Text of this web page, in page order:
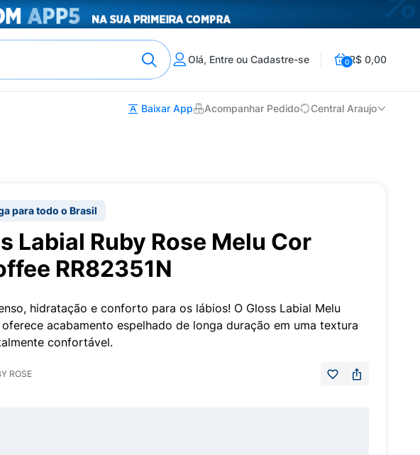
Olá, Entre ou Cadastre-se 0R$ 0,00
Baixar App Acompanhar Pedido Central Araujo
para todo o Brasil
Labial Ruby Rose Melu Cor
RR82351N
hidratação e conforto para os lábios! O Gloss Labial Melu
acabamento espelhado de longa duração em uma textura
confortável.
ROSE